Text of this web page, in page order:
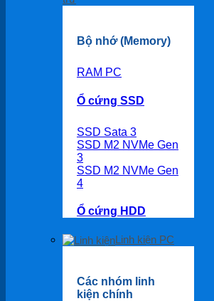
Bộ nhớ (Memory)
RAM PC
Ổ cứng SSD
SSD Sata 3
SSD M2 NVMe Gen
3
SSD M2 NVMe Gen
4
Ổ cứng HDD
Linh kiện PC
Các nhóm linh
kiện chính